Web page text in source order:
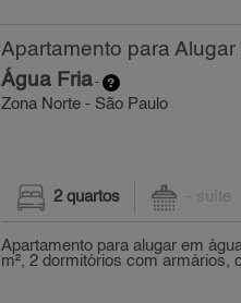
Apartamento para
Água Fria-
Zona Norte - São Paulo
2 quartos - suíte
Apartamento para alugar em
m², 2 dormitórios com armários,